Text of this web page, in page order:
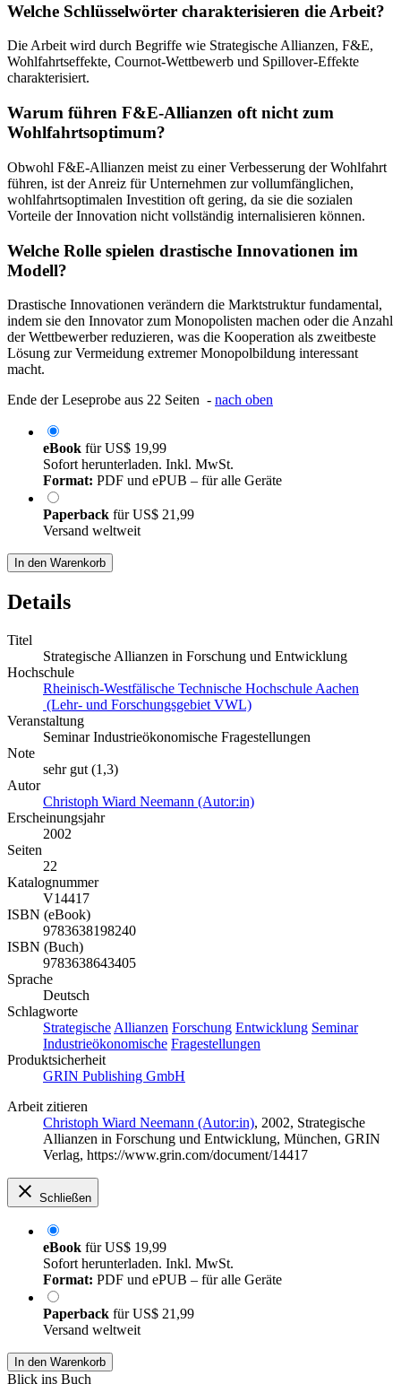
Welche Schlüsselwörter charakterisieren die Arbeit?
Die Arbeit wird durch Begriffe wie Strategische Allianzen, F&E,
Wohlfahrtseffekte, Cournot-Wettbewerb und Spillover-Effekte
charakterisiert.
Warum führen F&E-Allianzen oft nicht zum
Wohlfahrtsoptimum?
Obwohl F&E-Allianzen meist zu einer Verbesserung der Wohlfahrt
führen, ist der Anreiz für Unternehmen zur vollumfänglichen,
wohlfahrtsoptimalen Investition oft gering, da sie die sozialen
Vorteile der Innovation nicht vollständig internalisieren können.
Welche Rolle spielen drastische Innovationen im
Modell?
Drastische Innovationen verändern die Marktstruktur fundamental,
indem sie den Innovator zum Monopolisten machen oder die Anzahl
der Wettbewerber reduzieren, was die Kooperation als zweitbeste
Lösung zur Vermeidung extremer Monopolbildung interessant
macht.
Ende der Leseprobe aus 22 Seiten - nach oben
eBook fürUS$ 19,99
Sofort herunterladen. Inkl. MwSt.
Format: PDF und ePUB – für alle Geräte
Paperback fürUS$ 21,99
Versand weltweit
In den Warenkorb
Details
Titel
Strategische Allianzen in Forschung und Entwicklung
Hochschule
Rheinisch-Westfälische Technische Hochschule Aachen
(Lehr- und Forschungsgebiet VWL)
Veranstaltung
Seminar Industrieökonomische Fragestellungen
Note
sehr gut (1,3)
Autor
Christoph Wiard Neemann (Autor:in)
Erscheinungsjahr
2002
Seiten
22
Katalognummer
V14417
ISBN (eBook)
9783638198240
ISBN (Buch)
9783638643405
Sprache
Deutsch
Schlagworte
Strategische Allianzen Forschung Entwicklung Seminar
Industrieökonomische Fragestellungen
Produktsicherheit
GRIN Publishing GmbH
Arbeit zitieren
Christoph Wiard Neemann (Autor:in), 2002, Strategische
Allianzen in Forschung und Entwicklung, München, GRIN
Verlag, https://www.grin.com/document/14417
Schließen
eBook fürUS$ 19,99
Sofort herunterladen. Inkl. MwSt.
Format: PDF und ePUB – für alle Geräte
Paperback fürUS$ 21,99
Versand weltweit
In den Warenkorb
Blick ins Buch